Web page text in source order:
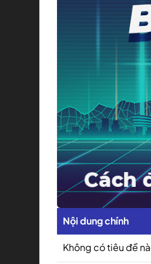
Nội dung chính
Không có tiêu đề